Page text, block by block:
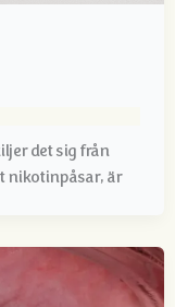
det sig från
nikotinpåsar, är